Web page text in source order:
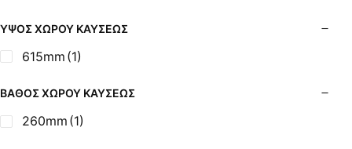
ΎΨΟΣ ΧΏΡΟΥ ΚΑΎΣΕΩΣ
615mm (1)
ΒΆΘΟΣ ΧΏΡΟΥ ΚΑΎΣΕΩΣ
260mm (1)